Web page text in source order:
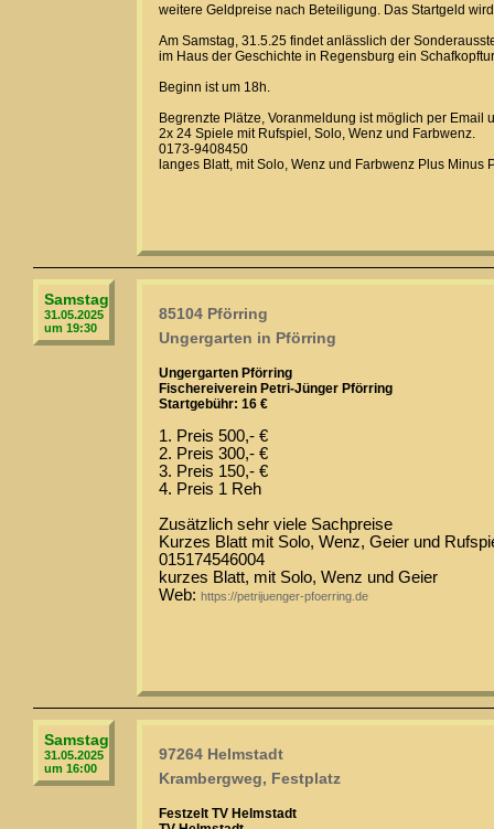
weitere Geldpreise nach Beteiligung. Das Startgeld
Am Samstag, 31.5.25 findet anlässlich der
im Haus der Geschichte in Regensburg ein
Beginn ist um 18h.
Begrenzte Plätze, Voranmeldung ist möglich per Email
2x 24 Spiele mit Rufspiel, Solo, Wenz und Farbwenz.
0173-9408450
langes Blatt, mit Solo, Wenz und Farbwenz Plus Minus
Samstag
31.05.2025
um 19:30
85104 Pförring
Ungergarten in Pförring
Ungergarten Pförring
Fischereiverein Petri-Jünger Pförring
Startgebühr: 16 €
1. Preis 500,- €
2. Preis 300,- €
3. Preis 150,- €
4. Preis 1 Reh
Zusätzlich sehr viele Sachpreise
Kurzes Blatt mit Solo, Wenz, Geier und
015174546004
kurzes Blatt, mit Solo, Wenz und Geier
Web: https://petrijuenger-pfoerring.de
Samstag
31.05.2025
um 16:00
97264 Helmstadt
Krambergweg, Festplatz
Festzelt TV Helmstadt